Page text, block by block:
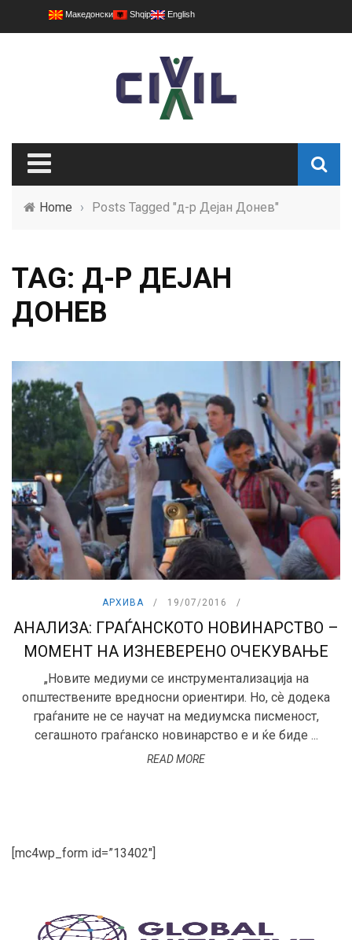
Македонски Shqip English
Home › Posts Tagged "д-р Дејан Донев"
TAG: Д-Р ДЕЈАН
ДОНЕВ
АРХИВА 19/07/2016
АНАЛИЗА: ГРАЃАНСКОТО НОВИНАРСТВО –
МОМЕНТ НА ИЗНЕВЕРЕНО ОЧЕКУВАЊЕ
„Новите медиуми се инструментализација на
општествените вредносни ориентири. Но, сѐ додека
граѓаните не се научат на медиумска писменост,
сегашното граѓанско новинарство е и ќе биде ...
READ MORE
[mc4wp_form id=”13402″]